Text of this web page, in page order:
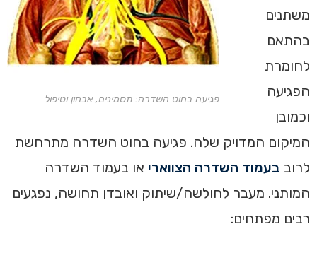
פגיעה בחוט השדרה: תסמינים, אבחון וטיפול
משתנים
בהתאם
לחומרת
הפגיעה
וכמובן
המיקום המדויק שלה. פגיעה בחוט השדרה מתרחשת
לרוב בעמוד השדרה הצווארי או בעמוד השדרה
המותני. מעבר לחולשה/שיתוק ואובדן תחושה, נפגעים
רבים מפתחים: